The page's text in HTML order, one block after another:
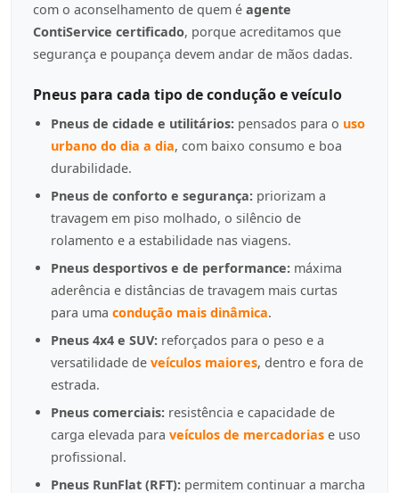
com o aconselhamento de quem é agente
ContiService certificado, porque acreditamos que
segurança e poupança devem andar de mãos dadas.
Pneus para cada tipo de condução e veículo
Pneus de cidade e utilitários: pensados para o uso
urbano do dia a dia, com baixo consumo e boa
durabilidade.
Pneus de conforto e segurança: priorizam a
travagem em piso molhado, o silêncio de
rolamento e a estabilidade nas viagens.
Pneus desportivos e de performance: máxima
aderência e distâncias de travagem mais curtas
para uma condução mais dinâmica.
Pneus 4x4 e SUV: reforçados para o peso e a
versatilidade de veículos maiores, dentro e fora de
estrada.
Pneus comerciais: resistência e capacidade de
carga elevada para veículos de mercadorias e uso
profissional.
Pneus RunFlat (RFT): permitem continuar a marcha